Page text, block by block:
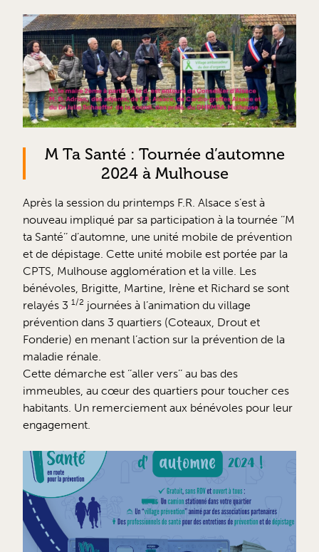
M Ta Santé : Tournée d’automne
2024 à Mulhouse
Après la session du printemps F.R. Alsace s’est à
nouveau impliqué par sa participation à la tournée ‘’M
ta Santé’’ d’automne, une unité mobile de prévention
et de dépistage. Cette unité mobile est portée par la
CPTS, Mulhouse agglomération et la ville. Les
bénévoles, Brigitte, Martine, Irène et Richard se sont
relayés 3 1/2 journées à l’animation du village
prévention dans 3 quartiers (Coteaux, Drout et
Fonderie) en menant l’action sur la prévention de la
maladie rénale.
Cette démarche est ‘’aller vers’’ au bas des
immeubles, au cœur des quartiers pour toucher ces
habitants. Un remerciement aux bénévoles pour leur
engagement.